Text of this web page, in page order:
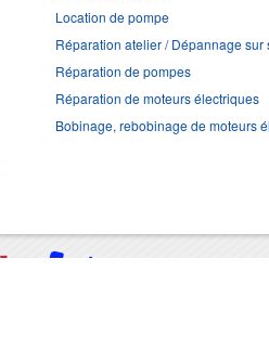
Location de pompe
Réparation atelier / Dépannage sur
Réparation de pompes
Réparation de moteurs électriques
Bobinage, rebobinage de moteurs